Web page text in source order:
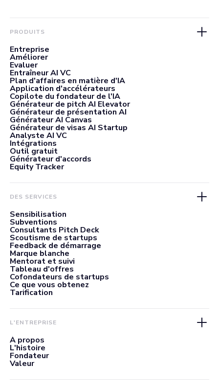
PRODUITS
Entreprise
Améliorer
Evaluer
Entraîneur AI VC
Plan d'affaires en matière d'IA
Application d'accélérateurs
Copilote du fondateur de l'IA
Générateur de pitch AI Elevator
Générateur de présentation AI
Générateur AI Canvas
Générateur de visas AI Startup
Analyste AI VC
Intégrations
Outil gratuit
Générateur d'accords
Equity Tracker
DES SERVICES
Sensibilisation
Subventions
Consultants Pitch Deck
Scoutisme de startups
Feedback de démarrage
Marque blanche
Mentorat et suivi
Tableau d'offres
Cofondateurs de startups
Ce que vous obtenez
Tarification
L'ENTREPRISE
À propos
L'histoire
Fondateur
Valeur